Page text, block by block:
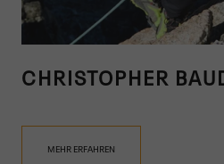
CHRISTOPHER
MEHR ERFAHREN